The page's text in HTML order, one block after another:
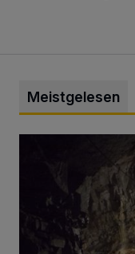
Meistgelesen